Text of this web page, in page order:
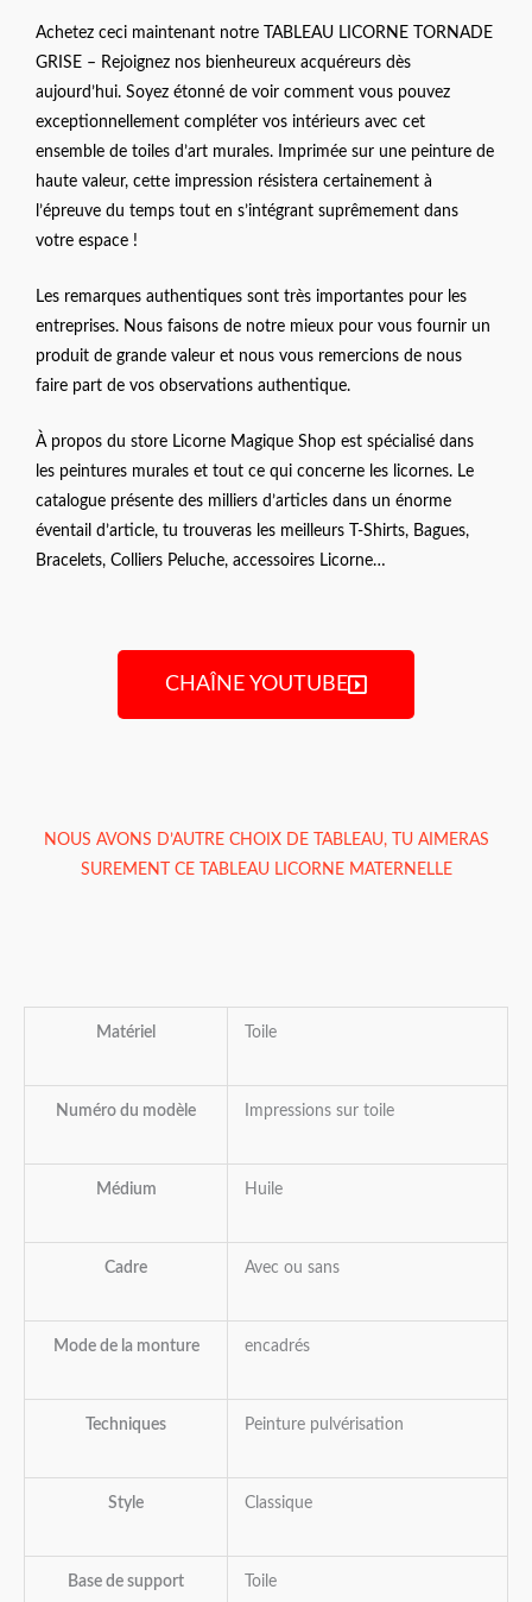
Achetez ceci maintenant notre TABLEAU LICORNE TORNADE
GRISE – Rejoignez nos bienheureux acquéreurs dès
aujourd’hui. Soyez étonné de voir comment vous pouvez
exceptionnellement compléter vos intérieurs avec cet
ensemble de toiles d’art murales. Imprimée sur une peinture de
haute valeur, cette impression résistera certainement à
l’épreuve du temps tout en s’intégrant suprêmement dans
votre espace !
Les remarques authentiques sont très importantes pour les
entreprises. Nous faisons de notre mieux pour vous fournir un
produit de grande valeur et nous vous remercions de nous
faire part de vos observations authentique.
À propos du store Licorne Magique Shop est spécialisé dans
les peintures murales et tout ce qui concerne les licornes. Le
catalogue présente des milliers d’articles dans un énorme
éventail d’article, tu trouveras les meilleurs T-Shirts, Bagues,
Bracelets, Colliers Peluche, accessoires Licorne…
CHAÎNE YOUTUBE
NOUS AVONS D’AUTRE CHOIX DE TABLEAU, TU AIMERAS
SUREMENT CE
TABLEAU LICORNE MATERNELLE
Matériel Toile
Numéro du modèle Impressions sur toile
Médium Huile
Cadre Avec ou sans
Mode de la monture encadrés
Techniques Peinture pulvérisation
Style Classique
Base de support Toile